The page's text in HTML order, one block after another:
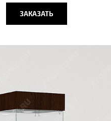
ЗАКАЗАТЬ